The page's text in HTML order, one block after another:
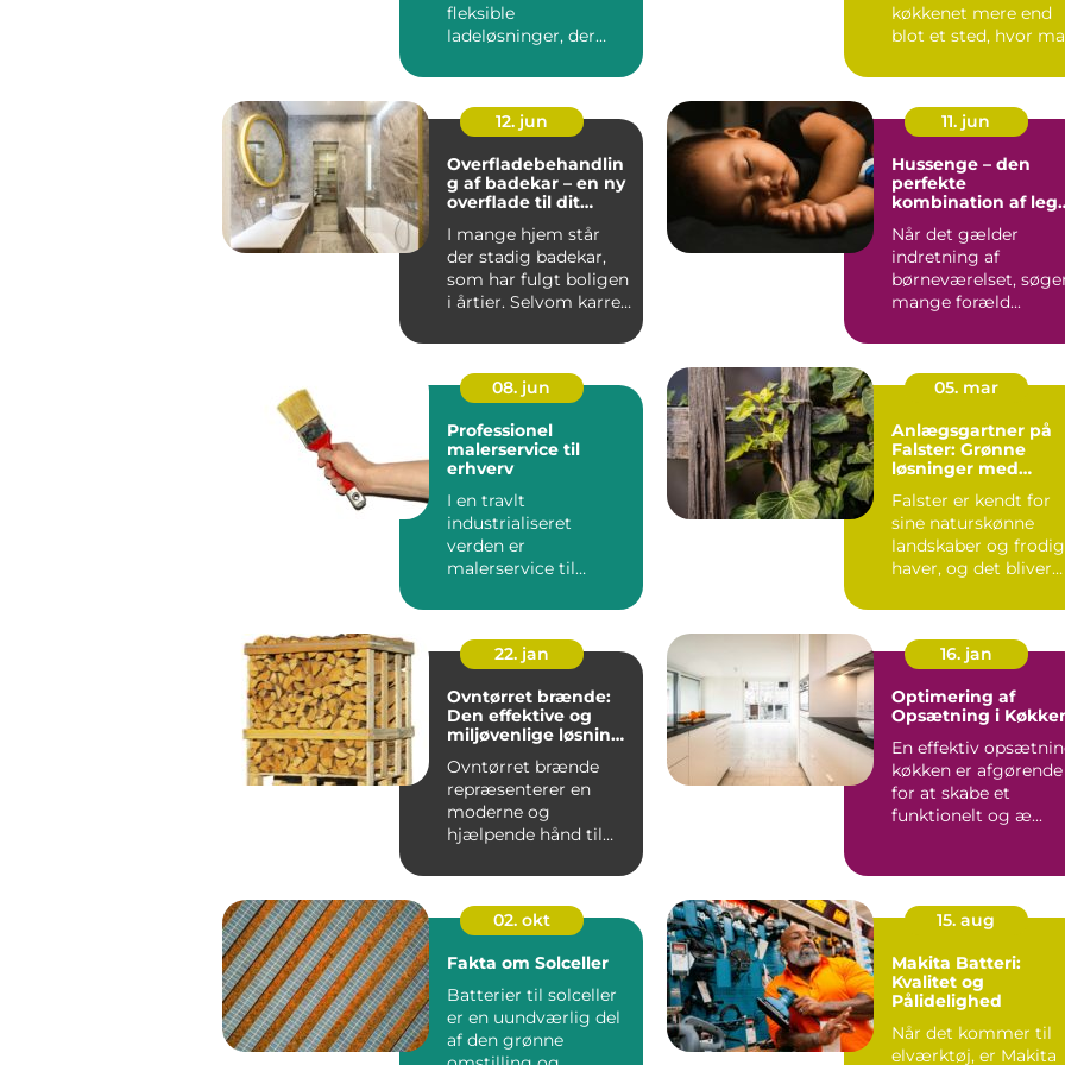
fleksible
ladeløsninger, der
køkkenet mere end
blot et sted, hvor
12. jun
Overfladebehandlin
g af badekar – en ny
overflade til dit
I mange hjem står
der stadig badekar,
som har fulgt boligen
i årtier. Selvom karret
11. jun
Hussenge – den
perfekte
kombination af leg
Når det gælder
indretning af
børneværelset,
mange foræld...
08. jun
Professionel
malerservice til
erhverv
I en travlt
industrialiseret
verden er
malerservice til
uundværlig service f...
05. mar
Anlægsgartner på
Falster: Grønne
løsninger med
omtanke
Falster er kendt for
sine naturskønne
landskaber og
haver, og det bliver
22. jan
Ovntørret brænde:
Den effektive og
miljøvenlige løsning
Ovntørret brænde
repræsenterer en
moderne og
hjælpende hånd til
16. jan
Optimering af
Opsætning i
En effektiv
køkken er afgørende
for at skabe et
funktionelt og æ...
02. okt
Fakta om Solceller
Batterier til solceller
er en uundværlig del
af den grønne
15. aug
Makita Batteri:
Kvalitet og
Pålidelighed
Når det kommer til
elværktøj, er Makita